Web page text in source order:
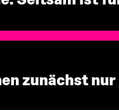
zunächst